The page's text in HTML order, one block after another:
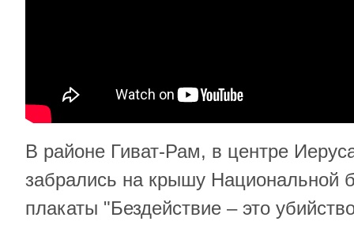
В районе Гиват-Рам, в центре
забрались на крышу Национальной
плакаты "Бездействие – это